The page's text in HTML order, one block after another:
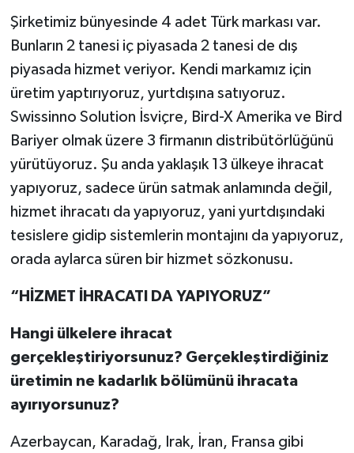
Şirketimiz bünyesinde 4 adet Türk markası var.
Bunların 2 tanesi iç piyasada 2 tanesi de dış
piyasada hizmet veriyor. Kendi markamız için
üretim yaptırıyoruz, yurtdışına satıyoruz.
Swissinno Solution İsviçre, Bird-X Amerika ve Bird
Bariyer olmak üzere 3 firmanın distribütörlüğünü
yürütüyoruz. Şu anda yaklaşık 13 ülkeye ihracat
yapıyoruz, sadece ürün satmak anlamında değil,
hizmet ihracatı da yapıyoruz, yani yurtdışındaki
tesislere gidip sistemlerin montajını da yapıyoruz,
orada aylarca süren bir hizmet sözkonusu.
“HİZMET İHRACATI DA YAPIYORUZ”
Hangi ülkelere ihracat
gerçekleştiriyorsunuz? Gerçekleştirdiğiniz
üretimin ne kadarlık bölümünü ihracata
ayırıyorsunuz?
Azerbaycan, Karadağ, Irak, İran, Fransa gibi